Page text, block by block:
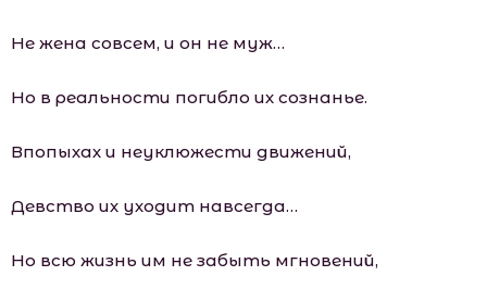
Не жена совсем, и он не муж…
Но в реальности погибло их сознанье.
Впопыхах и неуклюжести движений,
Девство их уходит навсегда…
Но всю жизнь им не забыть мгновений,